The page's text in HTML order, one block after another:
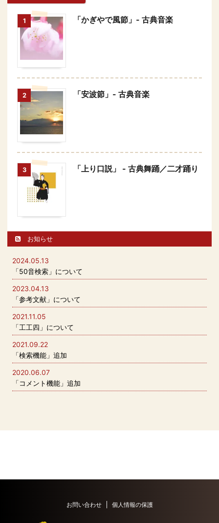
1 「かぎやで風節」- 古典音楽
2 「安波節」- 古典音楽
3 「上り口説」 - 古典舞踊／二才踊り
お知らせ
2024.05.13
「50音検索」について
2023.04.13
「参考文献」について
2021.11.05
「工工四」について
2021.09.22
「検索機能」追加
2020.06.07
「コメント機能」追加
お問い合わせ 個人情報の保護